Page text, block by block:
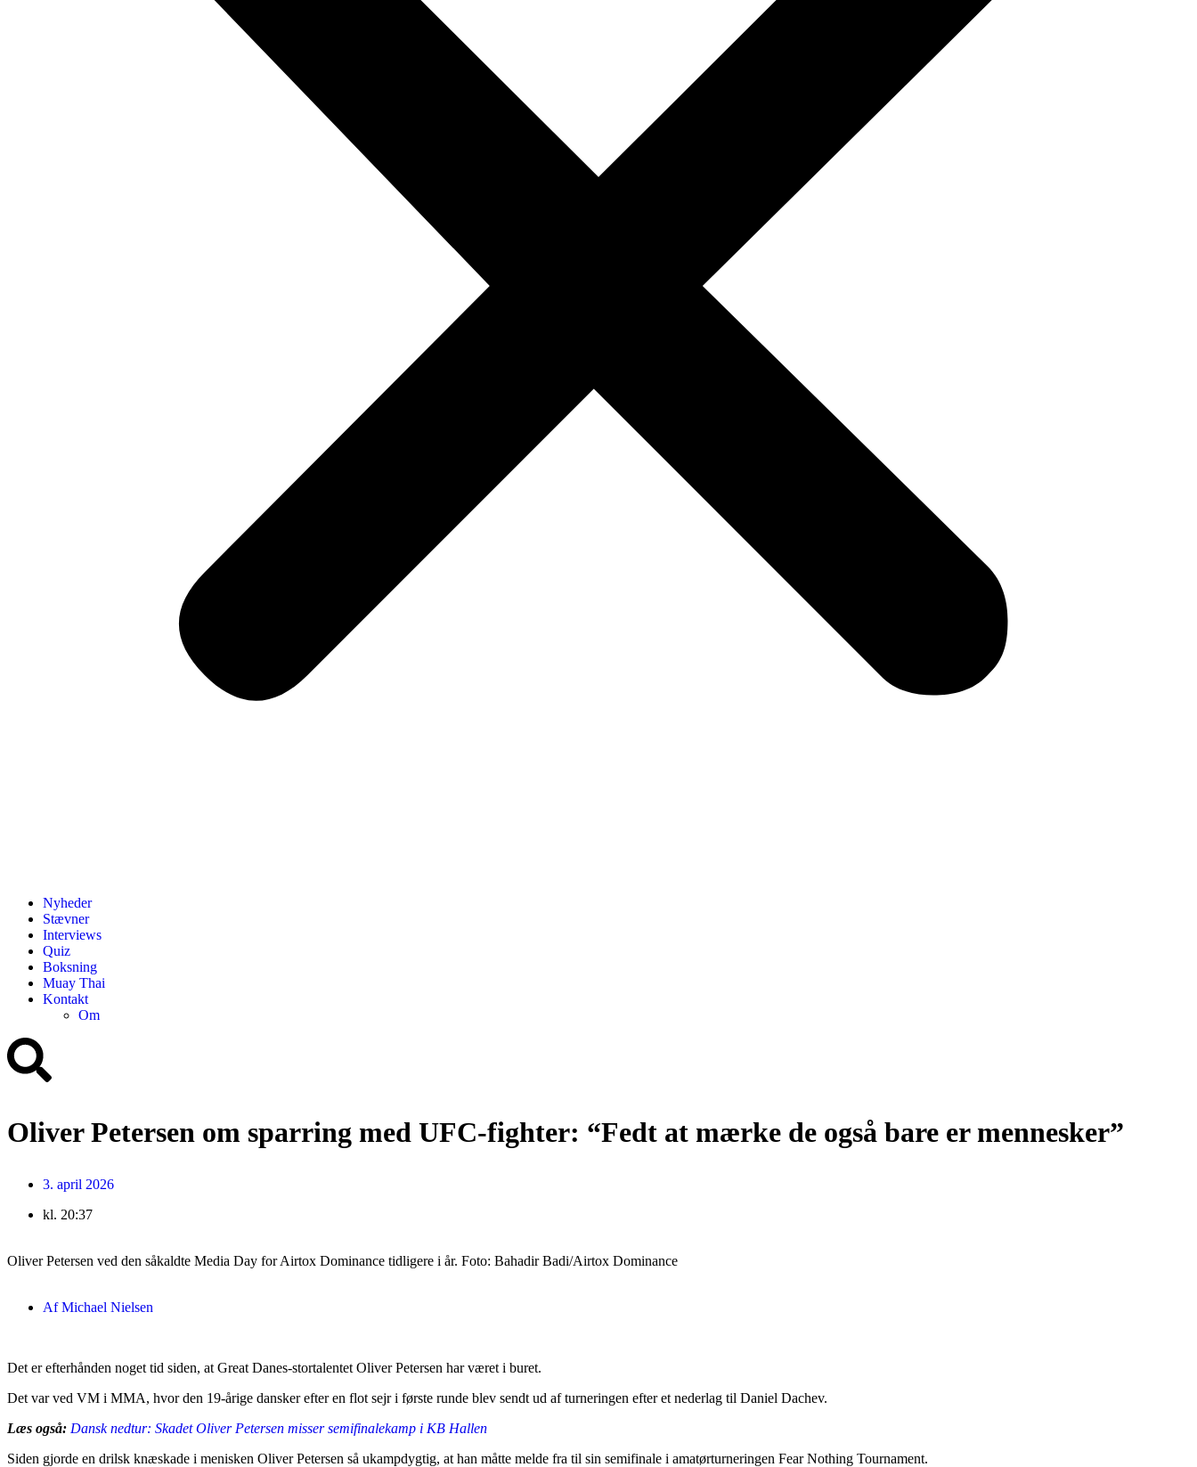
Nyheder
Stævner
Interviews
Quiz
Boksning
Muay Thai
Kontakt
Om
Oliver Petersen om sparring med UFC-fighter: “Fedt at mærke de også bare er mennesker”
3. april 2026
kl. 20:37
Oliver Petersen ved den såkaldte Media Day for Airtox Dominance tidligere i år. Foto: Bahadir Badi/Airtox Dominance
AfMichael Nielsen
Det er efterhånden noget tid siden, at Great Danes-stortalentet Oliver Petersen har været i buret.
Det var ved VM i MMA, hvor den 19-årige dansker efter en flot sejr i første runde blev sendt ud af turneringen efter et nederlag til Daniel Dachev.
Læs også: Dansk nedtur: Skadet Oliver Petersen misser semifinalekamp i KB Hallen
Siden gjorde en drilsk knæskade i menisken Oliver Petersen så ukampdygtig, at han måtte melde fra til sin semifinale i amatørturneringen Fear Nothing Tournament.